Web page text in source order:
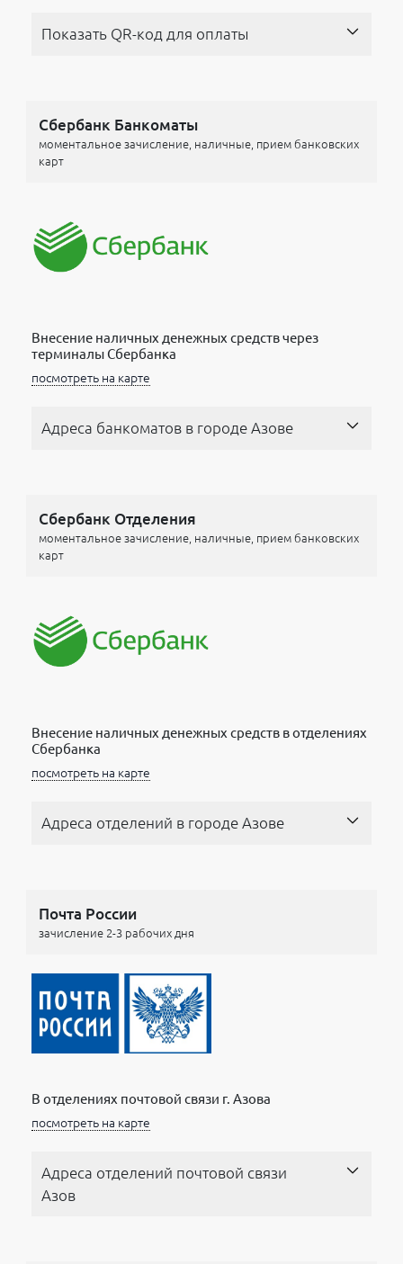
Показать QR-код для оплаты
Сбербанк Банкоматы
моментальное зачисление, наличные, прием банковских
карт
Внесение наличных денежных средств через
терминалы Сбербанка
посмотреть на карте
Адреса банкоматов в городе Азове
Сбербанк Отделения
моментальное зачисление, наличные, прием банковских
карт
Внесение наличных денежных средств в отделениях
Сбербанка
посмотреть на карте
Адреса отделений в городе Азове
Почта России
зачисление 2-3 рабочих дня
В отделениях почтовой связи г. Азова
посмотреть на карте
Адреса отделений почтовой связи
Азов